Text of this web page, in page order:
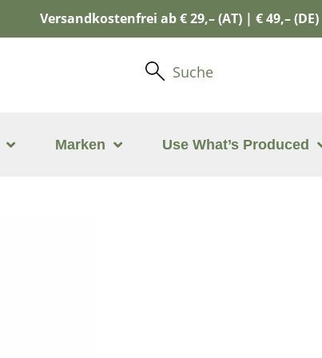
Versandkostenfrei ab € 29,– (AT) | € 49,– (DE)
Suche
Marken Use What’s Produced